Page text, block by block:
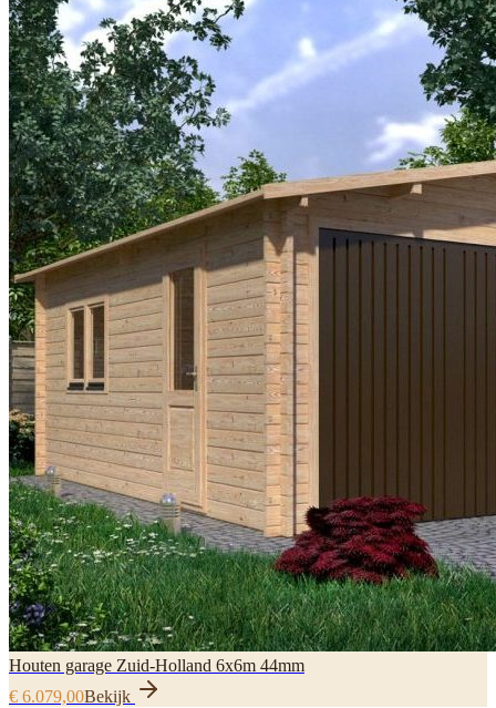
Houten garage Zuid-Holland 6x6m 44mm
€ 6.079,00Bekijk